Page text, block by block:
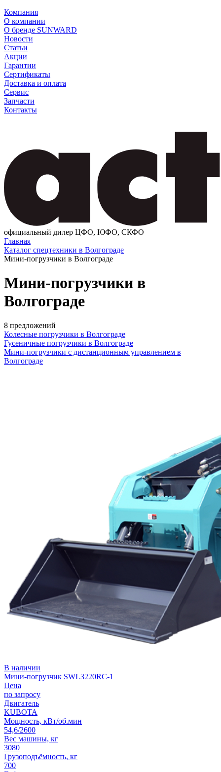
Компания
О компании
О бренде SUNWARD
Новости
Статьи
Акции
Гарантии
Сертификаты
Доставка и оплата
Сервис
Запчасти
Контакты
официальный дилер ЦФО, ЮФО, СКФО
Главная
Каталог спецтехники в Волгограде
Мини-погрузчики в Волгограде
Мини-погрузчики в
Волгограде
8 предложений
Колесные погрузчики в Волгограде
Гусеничные погрузчики в Волгограде
Мини-погрузчики с дистанционным управлением в
Волгограде
В наличии
Мини-погрузчик SWL3220RC-1
Цена
по запросу
Двигатель
KUBOTA
Мощность, кВт/об.мин
54,6/2600
Вес машины, кг
3080
Грузоподъёмность, кг
700